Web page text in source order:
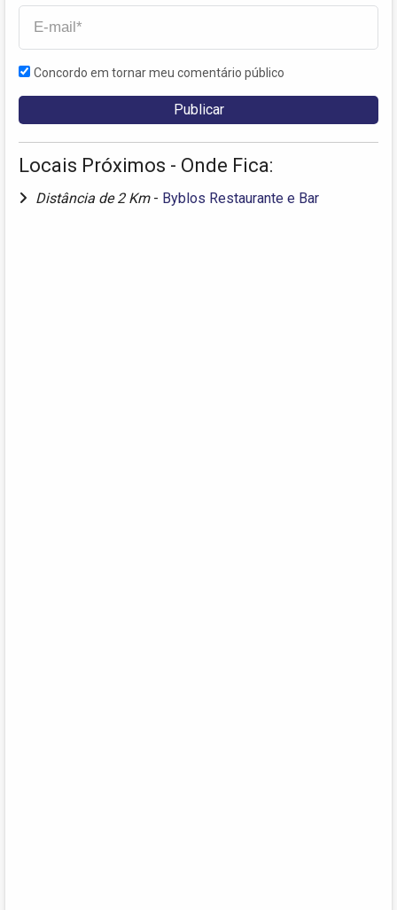
Concordo em tornar meu comentário público
Locais Próximos - Onde Fica:
Distância de 2 Km - Byblos Restaurante e Bar